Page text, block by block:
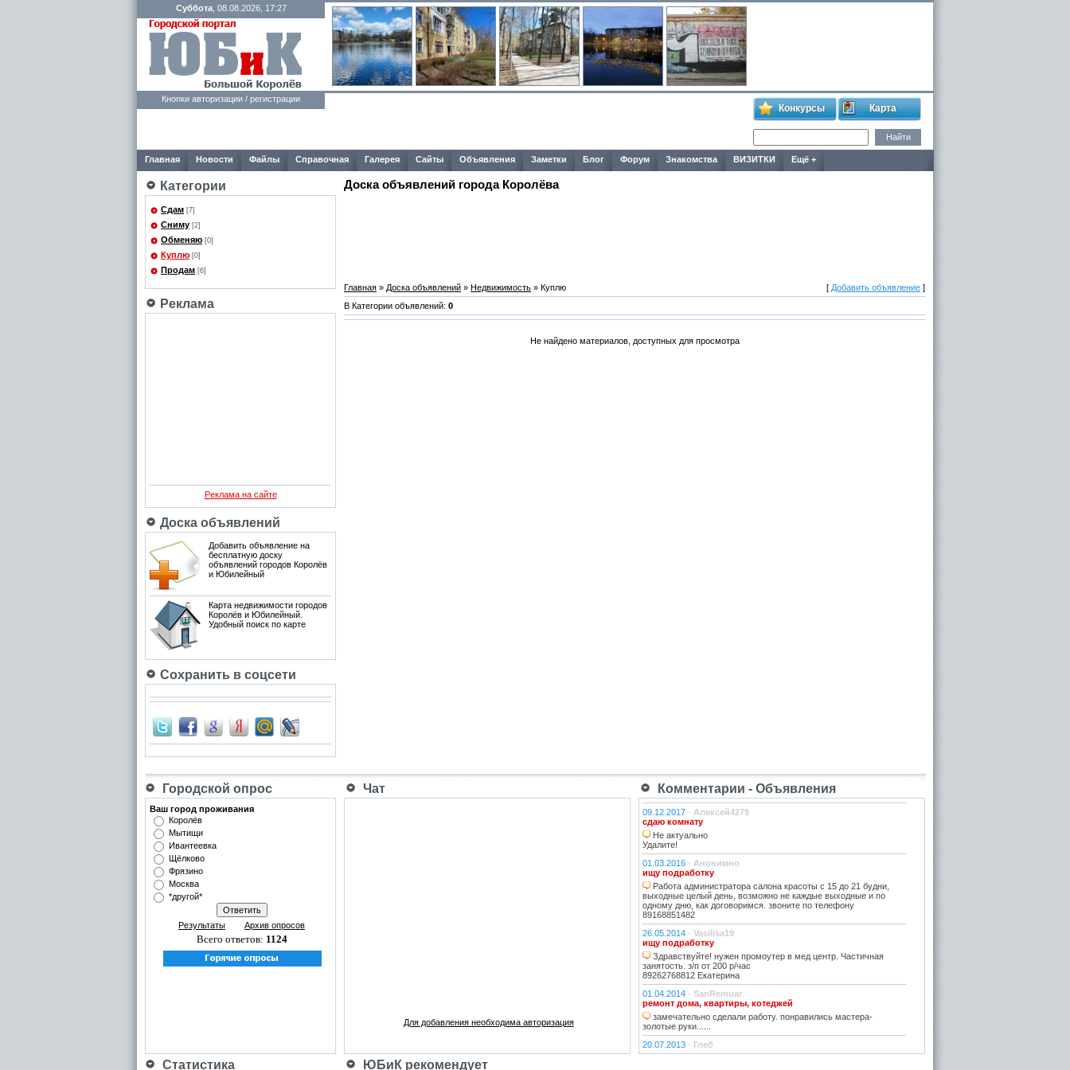
Суббота, 08.08.2026, 17:27
Кнопки авторизации / регистрации
Конкурсы Карта
Главная Новости Файлы Справочная Галерея Сайты Объявления Заметки Блог Форум Знакомства ВИЗИТКИ Ещё +
Категории
Сдам [7]
Сниму [2]
Обменяю [0]
Куплю [0]
Продам [6]
Реклама
Реклама на сайте
Доска объявлений
Добавить объявление на
бесплатную доску
объявлений городов Королёв
и Юбилейный
Карта недвижимости городов
Королёв и Юбилейный.
Удобный поиск по карте
Сохранить в соцсети
Доска объявлений города Королёва
Главная » Доска объявлений » Недвижимость » Куплю [ Добавить объявление ]
В Категории объявлений: 0
Не найдено материалов, доступных для просмотра
Городской опрос Чат Комментарии - Объявления
Ваш город проживания
Королёв
Мытищи
Ивантеевка
Щёлково
Фрязино
Москва
*другой*
Результаты Архив опросов
Всего ответов: 1124
Для добавления необходима авторизация
09.12.2017 - Алексей4279
сдаю комнату
Не актуально
Удалите!
01.03.2016 - Анонимно
ищу подработку
Работа администратора салона красоты с 15 до 21 будни,
выходные целый день, возможно не каждые выходные и по
одному дню, как договоримся. звоните по телефону
89168851482
26.05.2014 - Vasilisa19
ищу подработку
Здравствуйте! нужен промоутер в мед центр. Частичная
занятость. з/п от 200 р/час
89262768812 Екатерина
01.04.2014 - SanRemuar
ремонт дома, квартиры, котеджей
замечательно сделали работу. понравились мастера-
золотые руки......
20.07.2013 - Глеб
Работа для фотографа
Статистика ЮБиК рекомендует